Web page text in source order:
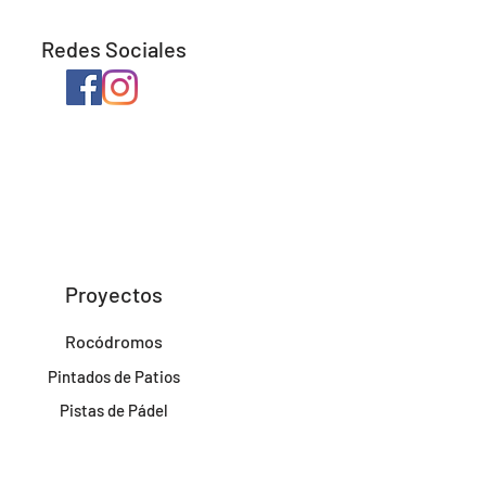
Redes Sociales
Proyectos
Rocódromos
Pintados de Patios
Pistas de Pádel